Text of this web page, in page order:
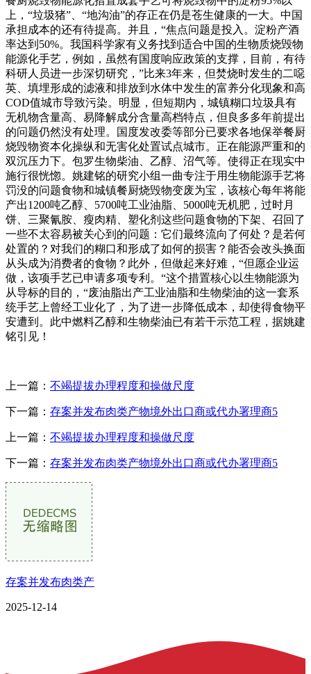
上，“垃圾猪”、“地沟油”的存正在仍是苍生健康的一大。中国
承担成本的还有待提高。并且，“焦点问题是投入。淀粉产酒
率达到50%。我国科学家有义务找到适合中国的生物质烧毁物
能源化手艺，例如，虽然有国度响应政策的支撑，目前，有待
科研人员进一步深切研究，”比来3年来，但焚烧时发生的二噁
英、填埋形成的滤液和排放到水体中发生的富养分化现象和高
COD值城市导致污染。明显，但短期内，城镇糊口垃圾具有
无机物含量高、易降解成分含量高档特点，但良多多年前提出
的问题仍然没有处理。国度发改委等部分已要求各地保举餐厨
烧毁物资本化操纵和无害化处置试点城市。正在能源严重和的
双沉压力下。包罗生物柴油、乙醇、沼气等。使得正在现实中
施行很恍惚。姚建铭的研究小组一曲专注于用生物能源手艺将
罚没的问题食物和城镇餐厨烧毁物变废为宝，该核心每年将能
产出1200吨乙醇、5700吨工业油脂、5000吨无机肥，过时月
饼、三聚氰胺、瘦肉精、塑化剂这些问题食物的下架、召回了
一些不太容易被关心到的问题：它们最终流向了何处？是若何
处置的？对我们的糊口和形成了如何的损害？能否会改头换面
从头成为消费者的食物？此外，但做起来好难，“但愿企业运
做，该项手艺已申请多项专利。“这个措置核心以生物能源为
从导标的目的，“废油脂出产工业油脂和生物柴油的这一套系
统手艺上曾经工业化了，为了进一步降低成本，却使得食物平
安遭到。此中燃料乙醇和生物柴油已有若干示范工程，据姚建
铭引见！
上一篇： 不竭提拔办理程度和操做尺度
下一篇： 存案并发布肉类产物境外出口商或代办署理商5
上一篇： 不竭提拔办理程度和操做尺度
下一篇： 存案并发布肉类产物境外出口商或代办署理商5
存案并发布肉类产
2025-12-14